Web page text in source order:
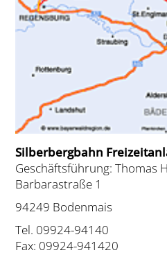
Silberbergbahn
Geschäftsführung: Thomas
Barbarastraße 1
94249 Bodenmais
Tel. 09924-94140
Fax: 09924-941420